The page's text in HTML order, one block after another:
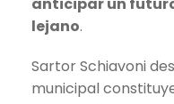
lejano.
Sartor Schiavoni
municipal